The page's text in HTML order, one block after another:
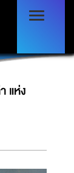
า แห่ง
แห่ง